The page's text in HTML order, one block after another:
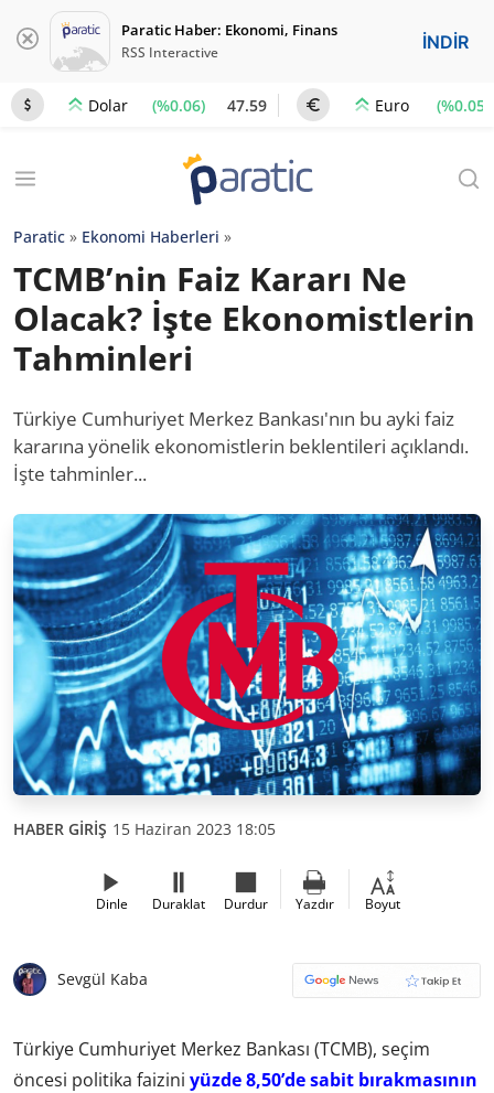
Paratic Haber: Ekonomi, Finans
RSS Interactive İNDİR
Dolar (%0.06) 47.59 Euro (%0.05)
Paratic » Ekonomi Haberleri »
TCMB’nin Faiz Kararı Ne
Olacak? İşte Ekonomistlerin
Tahminleri
Türkiye Cumhuriyet Merkez Bankası'nın bu ayki faiz
kararına yönelik ekonomistlerin beklentileri açıklandı.
İşte tahminler...
HABER GİRİŞ 15 Haziran 2023 18:05
Dinle Duraklat Durdur Yazdır Boyut
Sevgül Kaba
Türkiye Cumhuriyet Merkez Bankası (TCMB), seçim
öncesi politika faizini yüzde 8,50’de sabit bırakmasının